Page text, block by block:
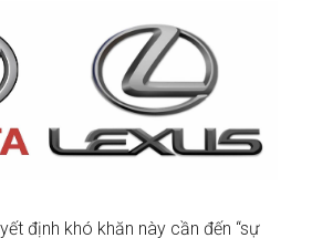
định khó khăn này cần đến “sự